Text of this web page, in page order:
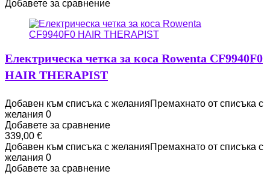
Добавете за сравнение
Електрическа четка за коса Rowenta CF9940F0
HAIR THERAPIST
Добавен към списъка с желанияПремахнато от списъка с
желания 0
Добавете за сравнение
339,00 €
Добавен към списъка с желанияПремахнато от списъка с
желания 0
Добавете за сравнение